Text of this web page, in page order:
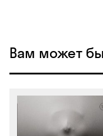
Вам может